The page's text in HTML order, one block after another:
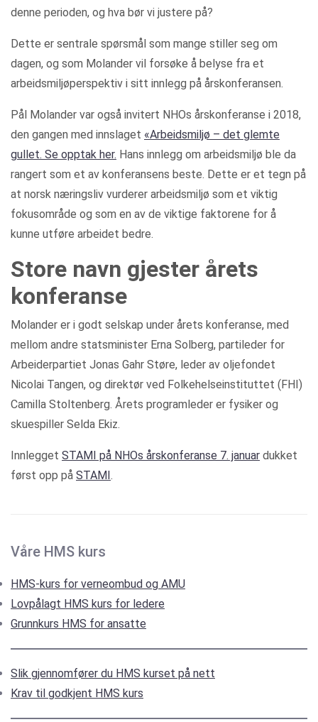
denne perioden, og hva bør vi justere på?
Dette er sentrale spørsmål som mange stiller seg om
dagen, og som Molander vil forsøke å belyse fra et
arbeidsmiljøperspektiv i sitt innlegg på årskonferansen.
Pål Molander var også invitert NHOs årskonferanse i 2018,
den gangen med innslaget «Arbeidsmiljø – det glemte
gullet. Se opptak her. Hans innlegg om arbeidsmiljø ble da
rangert som et av konferansens beste. Dette er et tegn på
at norsk næringsliv vurderer arbeidsmiljø som et viktig
fokusområde og som en av de viktige faktorene for å
kunne utføre arbeidet bedre.
Store navn gjester årets
konferanse
Molander er i godt selskap under årets konferanse, med
mellom andre statsminister Erna Solberg, partileder for
Arbeiderpartiet Jonas Gahr Støre, leder av oljefondet
Nicolai Tangen, og direktør ved Folkehelseinstituttet (FHI)
Camilla Stoltenberg. Årets programleder er fysiker og
skuespiller Selda Ekiz.
Innlegget STAMI på NHOs årskonferanse 7. januar dukket
først opp på STAMI.
Våre HMS kurs
HMS-kurs for verneombud og AMU
Lovpålagt HMS kurs for ledere
Grunnkurs HMS for ansatte
Slik gjennomfører du HMS kurset på nett
Krav til godkjent HMS kurs